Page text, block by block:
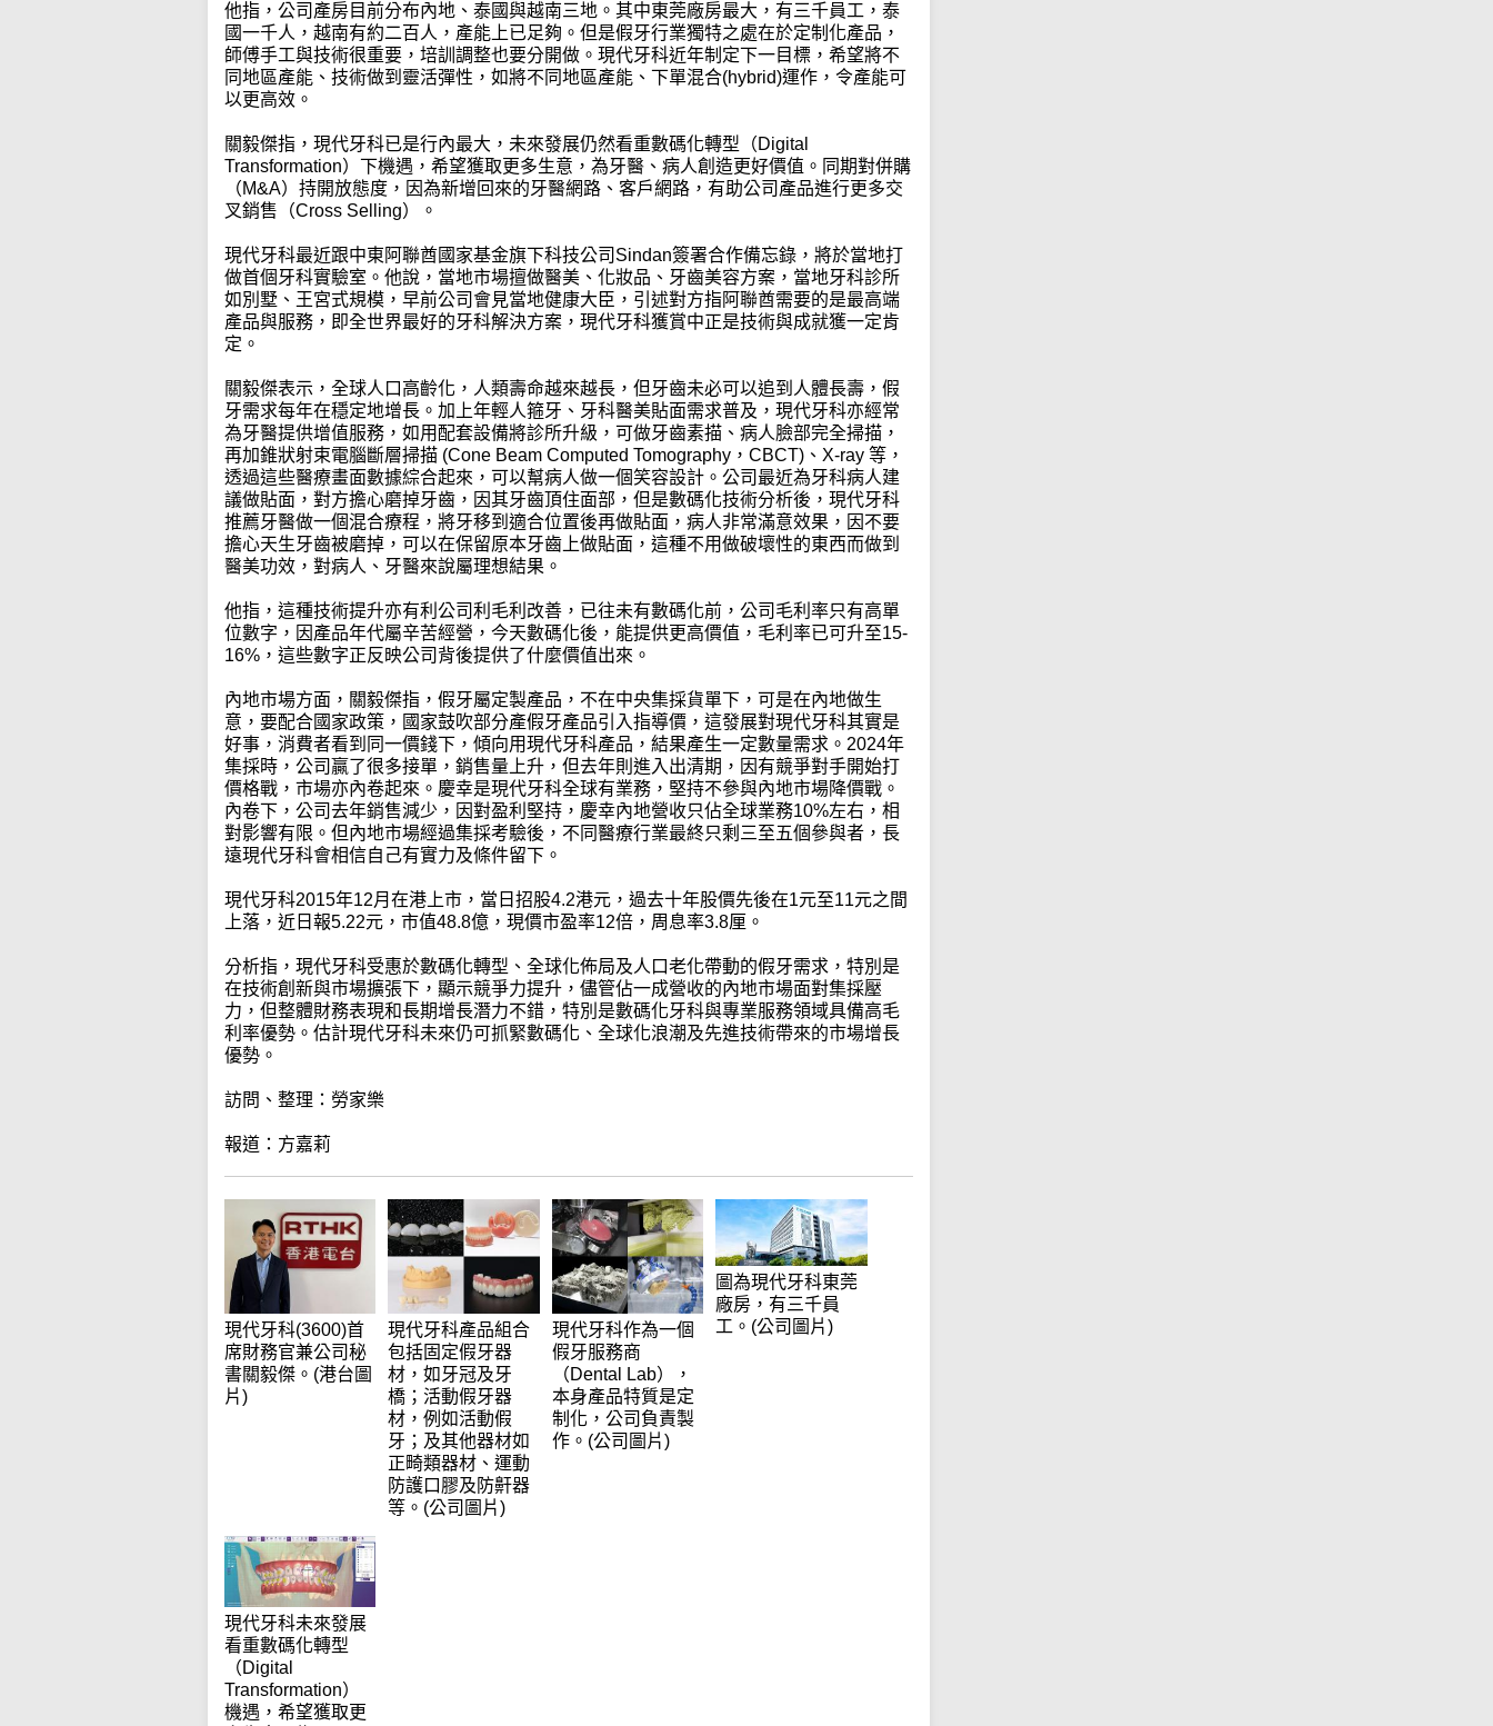
他指，公司產房目前分布內地、泰國與越南三地。其中東莞廠房最大，有三千員工，泰
國一千人，越南有約二百人，產能上已足夠。但是假牙行業獨特之處在於定制化產品，
師傅手工與技術很重要，培訓調整也要分開做。現代牙科近年制定下一目標，希望將不
同地區產能、技術做到靈活彈性，如將不同地區產能、下單混合(hybrid)運作，令產能可
以更高效。
關毅傑指，現代牙科已是行內最大，未來發展仍然看重數碼化轉型（Digital
Transformation）下機遇，希望獲取更多生意，為牙醫、病人創造更好價值。同期對併購
（M&A）持開放態度，因為新增回來的牙醫網路、客戶網路，有助公司產品進行更多交
叉銷售（Cross Selling）。
現代牙科最近跟中東阿聯酋國家基金旗下科技公司Sindan簽署合作備忘錄，將於當地打
做首個牙科實驗室。他說，當地市場擅做醫美、化妝品、牙齒美容方案，當地牙科診所
如別墅、王宮式規模，早前公司會見當地健康大臣，引述對方指阿聯酋需要的是最高端
產品與服務，即全世界最好的牙科解決方案，現代牙科獲賞中正是技術與成就獲一定肯
定。
關毅傑表示，全球人口高齡化，人類壽命越來越長，但牙齒未必可以追到人體長壽，假
牙需求每年在穩定地增長。加上年輕人箍牙、牙科醫美貼面需求普及，現代牙科亦經常
為牙醫提供增值服務，如用配套設備將診所升級，可做牙齒素描、病人臉部完全掃描，
再加錐狀射束電腦斷層掃描 (Cone Beam Computed Tomography，CBCT)、X-ray 等，
透過這些醫療畫面數據綜合起來，可以幫病人做一個笑容設計。公司最近為牙科病人建
議做貼面，對方擔心磨掉牙齒，因其牙齒頂住面部，但是數碼化技術分析後，現代牙科
推薦牙醫做一個混合療程，將牙移到適合位置後再做貼面，病人非常滿意效果，因不要
擔心天生牙齒被磨掉，可以在保留原本牙齒上做貼面，這種不用做破壞性的東西而做到
醫美功效，對病人、牙醫來說屬理想結果。
他指，這種技術提升亦有利公司利毛利改善，已往未有數碼化前，公司毛利率只有高單
位數字，因產品年代屬辛苦經營，今天數碼化後，能提供更高價值，毛利率已可升至15-
16%，這些數字正反映公司背後提供了什麼價值出來。
內地市場方面，關毅傑指，假牙屬定製產品，不在中央集採貨單下，可是在內地做生
意，要配合國家政策，國家鼓吹部分產假牙產品引入指導價，這發展對現代牙科其實是
好事，消費者看到同一價錢下，傾向用現代牙科產品，結果產生一定數量需求。2024年
集採時，公司贏了很多接單，銷售量上升，但去年則進入出清期，因有競爭對手開始打
價格戰，市場亦內卷起來。慶幸是現代牙科全球有業務，堅持不參與內地市場降價戰。
內卷下，公司去年銷售減少，因對盈利堅持，慶幸內地營收只佔全球業務10%左右，相
對影響有限。但內地市場經過集採考驗後，不同醫療行業最終只剩三至五個參與者，長
遠現代牙科會相信自己有實力及條件留下。
現代牙科2015年12月在港上市，當日招股4.2港元，過去十年股價先後在1元至11元之間
上落，近日報5.22元，市值48.8億，現價市盈率12倍，周息率3.8厘。
分析指，現代牙科受惠於數碼化轉型、全球化佈局及人口老化帶動的假牙需求，特別是
在技術創新與市場擴張下，顯示競爭力提升，儘管佔一成營收的內地市場面對集採壓
力，但整體財務表現和長期增長潛力不錯，特別是數碼化牙科與專業服務領域具備高毛
利率優勢。估計現代牙科未來仍可抓緊數碼化、全球化浪潮及先進技術帶來的市場增長
優勢。
訪問、整理：勞家樂
報道：方嘉莉
現代牙科(3600)首
席財務官兼公司秘
書關毅傑。(港台圖
片)
現代牙科產品組合
包括固定假牙器
材，如牙冠及牙
橋；活動假牙器
材，例如活動假
牙；及其他器材如
正畸類器材、運動
防護口膠及防鼾器
等。(公司圖片)
現代牙科作為一個
假牙服務商
（Dental Lab），
本身產品特質是定
制化，公司負責製
作。(公司圖片)
圖為現代牙科東莞
廠房，有三千員
工。(公司圖片)
現代牙科未來發展
看重數碼化轉型
（Digital
Transformation）
機遇，希望獲取更